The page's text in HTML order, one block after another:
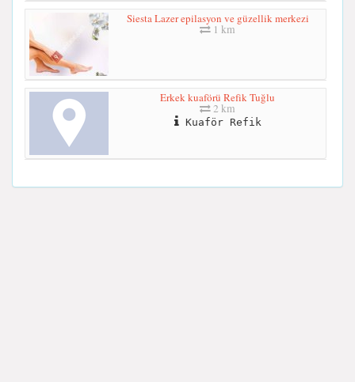
Siesta Lazer epilasyon ve güzellik merkezi
1 km
Erkek kuaförü Refik Tuğlu
2 km
Kuaför Refik